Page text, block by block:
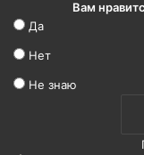
Вам
Да
Нет
Не знаю